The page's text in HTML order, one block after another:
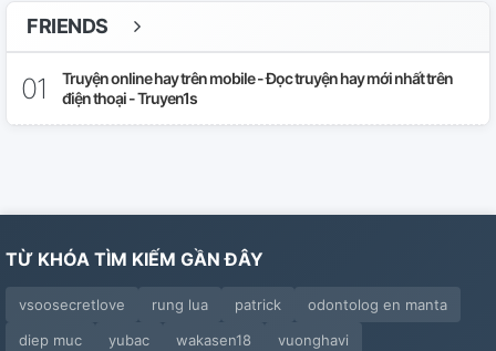
FRIENDS
Truyện online hay trên mobile - Đọc truyện hay mới nhất trên
điện thoại - Truyen1s
TỪ KHÓA TÌM KIẾM GẦN ĐÂY
vsoosecretlove rung lua patrick
odontolog en manta
diep muc
yubac wakasen18
vuonghavi